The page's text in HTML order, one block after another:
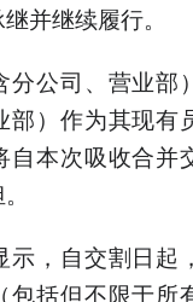
并继续履行。
分公司、营业部
部）作为其现有
自本次吸收合并
示，自交割日起
包括但不限于所